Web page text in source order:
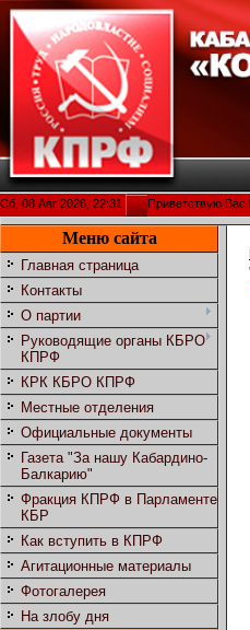
Сб, 08 Авг 2026, 22:31 Приветствую Вас
Меню сайта
Главная страница
Контакты
О партии
Руководящие органы КБРО
КПРФ
КРК КБРО КПРФ
Местные отделения
Официальные документы
Газета "За нашу Кабардино-
Балкарию"
Фракция КПРФ в Парламенте
КБР
Как вступить в КПРФ
Агитационные материалы
Фотогалерея
На злобу дня